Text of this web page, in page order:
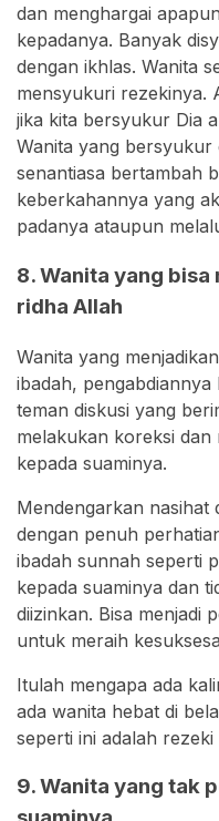
dan menghargai
kepadanya. Banyak
dengan ikhlas. Wanita
mensyukuri rezekinya.
jika kita bersyukur Dia
Wanita yang bersyukur
senantiasa bertambah
keberkahannya yang
padanya ataupun
8. Wanita yang
ridha Allah
Wanita yang
ibadah, pengabdiannya
teman diskusi yang
melakukan koreksi
kepada suaminya.
Mendengarkan nasihat
dengan penuh
ibadah sunnah seperti
kepada suaminya dan
diizinkan. Bisa menjadi
untuk meraih
Itulah mengapa ada
ada wanita hebat di
seperti ini adalah
9. Wanita yang tak